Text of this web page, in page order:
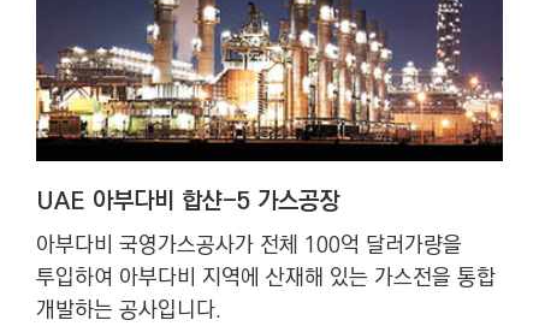
UAE 아부다비 합샨-5 가스공장
아부다비 국영가스공사가 전체 100억 달러가량을
투입하여 아부다비 지역에 산재해 있는 가스전을 통합
개발하는 공사입니다.